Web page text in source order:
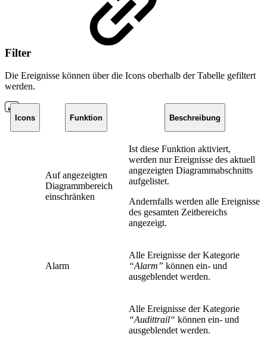
Filter
Die Ereignisse können über die Icons oberhalb der Tabelle gefiltert
werden.
Icons Funktion Beschreibung
Auf angezeigten
Diagrammbereich
einschränken
Ist diese Funktion aktiviert,
werden nur Ereignisse des aktuell
angezeigten Diagrammabschnitts
aufgelistet.
Andernfalls werden alle Ereignisse
des gesamten Zeitbereichs
angezeigt.
Alarm
Alle Ereignisse der Kategorie
“Alarm” können ein- und
ausgeblendet werden.
Alle Ereignisse der Kategorie
“Audittrail“ können ein- und
ausgeblendet werden.